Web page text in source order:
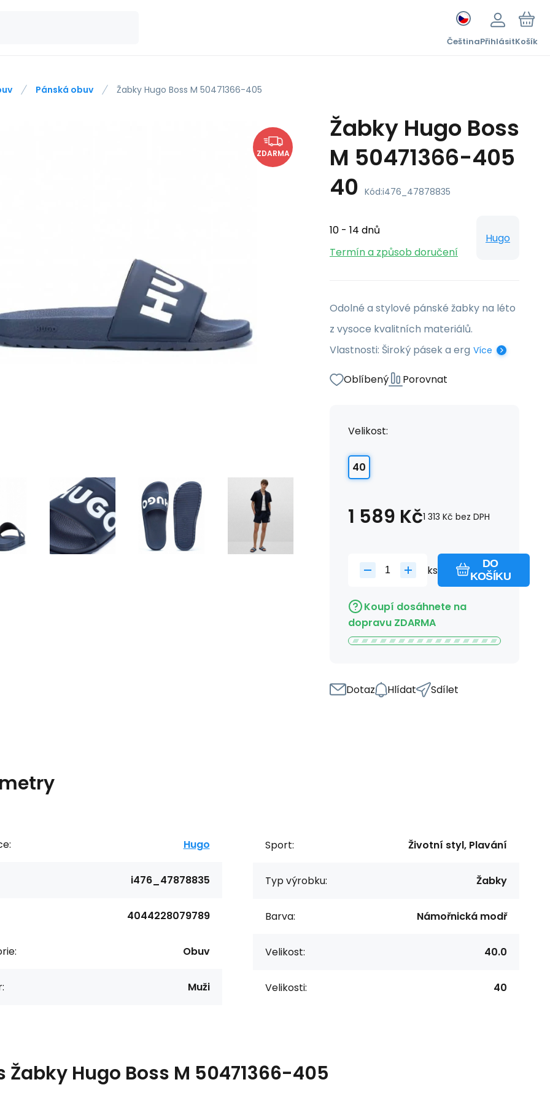
ČeštinaPřihlásitKošík
Pánská obuv Žabky Hugo Boss M 50471366-405
ZDARMA
Žabky Hugo Boss
M 50471366-405
40 Kód:i476_47878835
10 - 14 dnů
Termín a způsob doručení
Hugo
Odolné a stylové pánské žabky na léto
z vysoce kvalitních materiálů.
Vlastnosti: Široký pásek a erg Více
Oblíbený Porovnat
Velikost:
40
1 589 Kč1 313 Kč bez DPH
ks
DO
KOŠÍKU
Koupí dosáhnete na
dopravu ZDARMA
Dotaz Hlídat Sdílet
Hugo
i476_47878835
4044228079789
Obuv
Muži
Sport: Životní styl, Plavání
Typ výrobku: Žabky
Barva: Námořnická modř
Velikost: 40.0
Velikosti: 40
Žabky Hugo Boss M 50471366-405